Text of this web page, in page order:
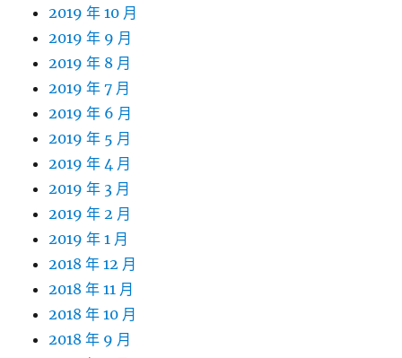
2019 年 10 月
2019 年 9 月
2019 年 8 月
2019 年 7 月
2019 年 6 月
2019 年 5 月
2019 年 4 月
2019 年 3 月
2019 年 2 月
2019 年 1 月
2018 年 12 月
2018 年 11 月
2018 年 10 月
2018 年 9 月